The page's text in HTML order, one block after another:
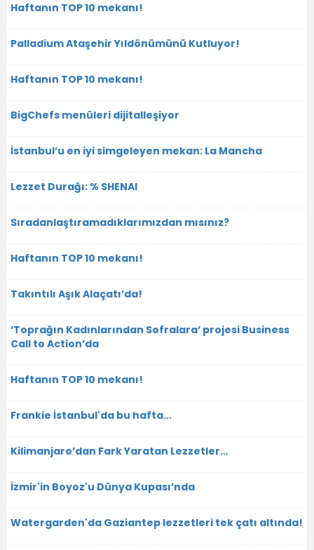
Haftanın TOP 10 mekanı!
Palladium Ataşehir Yıldönümünü Kutluyor!
Haftanın TOP 10 mekanı!
BigChefs menüleri dijitalleşiyor
İstanbul’u en iyi simgeleyen mekan: La Mancha
Lezzet Durağı: % SHENAI
Sıradanlaştıramadıklarımızdan mısınız?
Haftanın TOP 10 mekanı!
Takıntılı Aşık Alaçatı’da!
‘Toprağın Kadınlarından Sofralara’ projesi Business
Call to Action’da
Haftanın TOP 10 mekanı!
Frankie İstanbul'da bu hafta...
Kilimanjaro’dan Fark Yaratan Lezzetler…
İzmir'in Boyoz'u Dünya Kupası’nda
Watergarden'da Gaziantep lezzetleri tek çatı altında!